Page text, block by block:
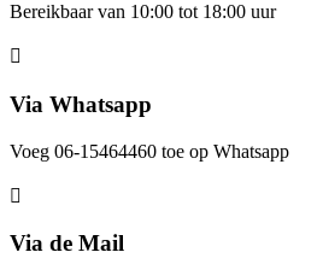
Bereikbaar van 10:00 tot 18:00 uur
Via Whatsapp
Voeg 06-15464460 toe op Whatsapp
Via de Mail